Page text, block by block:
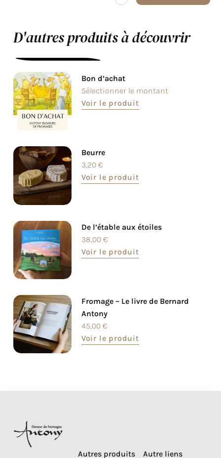
D'autres produits à découvrir
Bon d’achat
Sélectionner le montant
Voir le produit
Beurre
3,20 €
Voir le produit
De l’étable aux étoiles
38,00 €
Voir le produit
Fromage – Le livre de Bernard
Antony
45,00 €
Voir le produit
Autres produits Autre liens